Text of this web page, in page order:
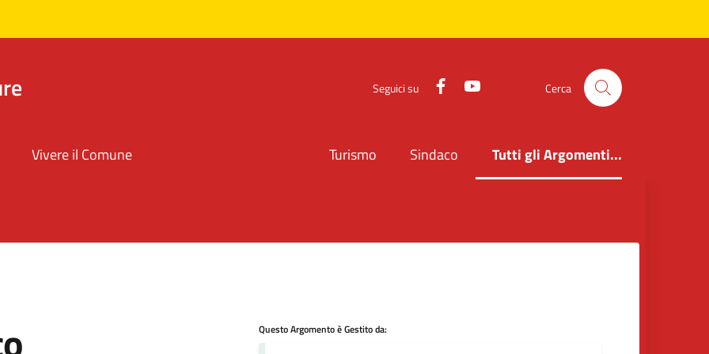
Seguici su Facebook Cerca
Vivere il Comune Turismo Sindaco Tutti gli Argomenti...
Questo Argomento è Gestito da: